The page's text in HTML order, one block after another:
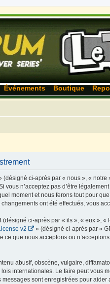
Événements Boutique
(désigné ci-après par « nous », «
vous n’acceptez pas d’être
moment et nous ferons tout pour
ont été effectués, vous
ci-après par « ils », « eux »,
v2 » (désigné ci-après par «
ce que nous acceptons ou
abusif, obscène, vulgaire,
internationales. Le faire peut vous
sont enregistrées pour